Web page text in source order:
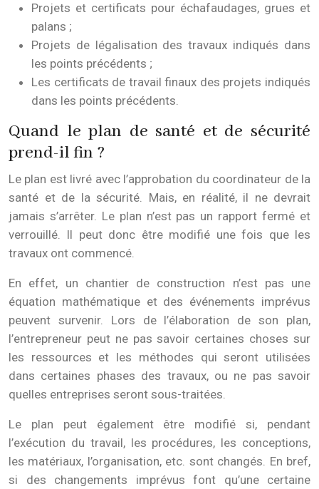
Projets et certificats pour échafaudages, grues et
palans ;
Projets de légalisation des travaux indiqués dans
les points précédents ;
Les certificats de travail finaux des projets indiqués
dans les points précédents.
Quand le plan de santé et de sécurité
prend-il fin ?
Le plan est livré avec l’approbation du coordinateur de la
santé et de la sécurité. Mais, en réalité, il ne devrait
jamais s’arrêter. Le plan n’est pas un rapport fermé et
verrouillé. Il peut donc être modifié une fois que les
travaux ont commencé.
En effet, un chantier de construction n’est pas une
équation mathématique et des événements imprévus
peuvent survenir. Lors de l’élaboration de son plan,
l’entrepreneur peut ne pas savoir certaines choses sur
les ressources et les méthodes qui seront utilisées
dans certaines phases des travaux, ou ne pas savoir
quelles entreprises seront sous-traitées.
Le plan peut également être modifié si, pendant
l’exécution du travail, les procédures, les conceptions,
les matériaux, l’organisation, etc. sont changés. En bref,
si des changements imprévus font qu’une certaine